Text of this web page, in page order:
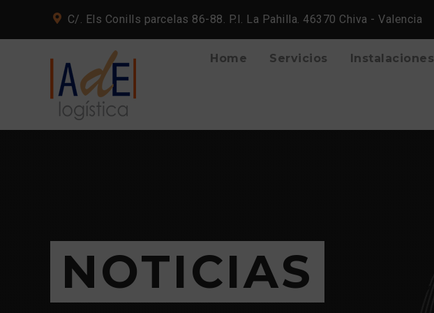
C/. Els Conills parcelas 86-88. P.I. La Pahilla. 46370 Chiva - Valencia
Home Servicios Instalaciones
NOTICIAS